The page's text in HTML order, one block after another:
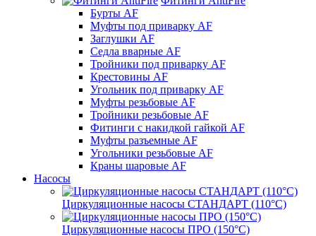
Бурты AF
Муфты под приварку AF
Заглушки AF
Седла вварные AF
Тройники под приварку AF
Крестовины AF
Угольник под приварку AF
Муфты резьбовые AF
Тройники резьбовые AF
Фитинги с накидкой гайкой AF
Муфты разъемные AF
Угольники резьбовые AF
Краны шаровые AF
Насосы
Циркуляционные насосы СТАНДАРТ (110°C)
Циркуляционные насосы ПРО (150°C)